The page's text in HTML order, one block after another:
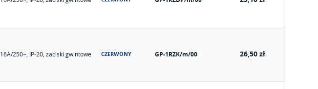
16A/250~, IP-20, zaciski gwintowe CZERWONY GP-1RZK/m/00 26,50 zł